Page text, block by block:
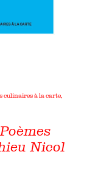
culinaires à la carte,
Nicol